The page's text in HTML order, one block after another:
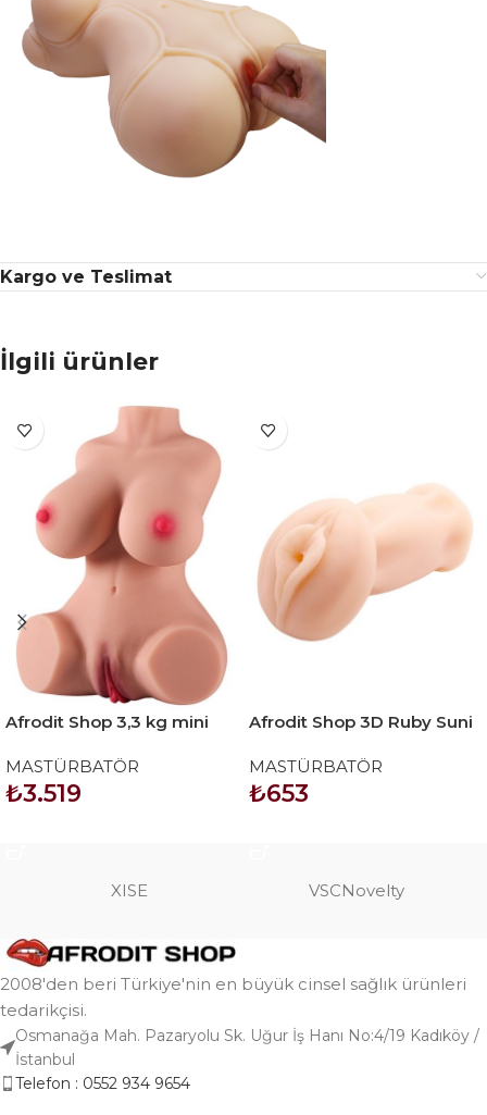
Kargo ve Teslimat
İlgili ürünler
Afrodit Shop 3,3 kg mini
MASTÜRBATÖR
₺3.519
Afrodit Shop 3D Ruby Suni
MASTÜRBATÖR
₺653
XISE VSCNovelty
2008'den beri Türkiye'nin en büyük cinsel sağlık ürünleri
tedarikçisi.
Osmanağa Mah. Pazaryolu Sk. Uğur İş Hanı No:4/19 Kadıköy /
İstanbul
Telefon : 0552 934 9654